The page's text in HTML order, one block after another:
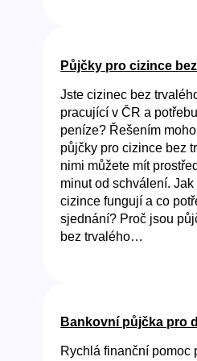
Půjčky pro cizince
Jste cizinec bez
pracující v ČR a
peníze? Řešením
půjčky pro cizince bez
nimi můžete mít
minut od schválení.
cizince fungují a co
sjednání? Proč jsou
bez trvalého…
Bankovní půjčka pro
Rychlá finanční pomoc